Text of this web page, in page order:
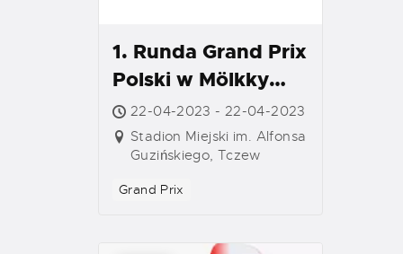
1. Runda Grand Prix
Polski w Mölkky
2023 – Tczew
22-04-2023 - 22-04-2023
Stadion Miejski im. Alfonsa
Guzińskiego, Tczew
Grand Prix